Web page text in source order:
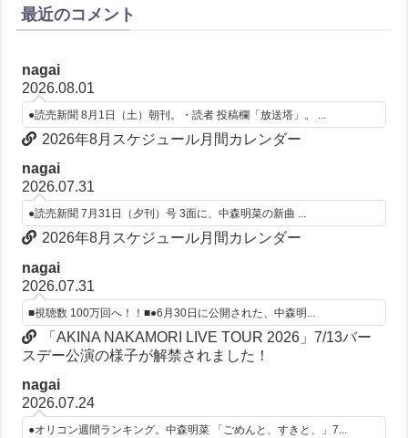
最近のコメント
nagai
2026.08.01
●読売新聞 8月1日（土）朝刊。・読者 投稿欄「放送塔」。 ...
2026年8月スケジュール月間カレンダー
nagai
2026.07.31
●読売新聞 7月31日（夕刊）号 3面に、中森明菜の新曲 ...
2026年8月スケジュール月間カレンダー
nagai
2026.07.31
■視聴数 100万回へ！！■●6月30日に公開された、中森明...
「AKINA NAKAMORI LIVE TOUR 2026」7/13バー
スデー公演の様子が解禁されました！
nagai
2026.07.24
●オリコン週間ランキング。中森明菜 「ごめんと、すきと、」7...